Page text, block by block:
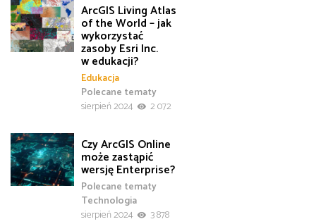
ArcGIS Living Atlas
of the World – jak
wykorzystać
zasoby Esri Inc.
w edukacji?
Edukacja
Polecane tematy
sierpień 2024
2 072
Czy ArcGIS Online
może zastąpić
wersję Enterprise?
Polecane tematy
Technologia
sierpień 2024
3 878